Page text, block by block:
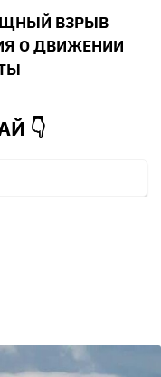
ВЗРЫВ
О ДВИЖЕНИИ
👇